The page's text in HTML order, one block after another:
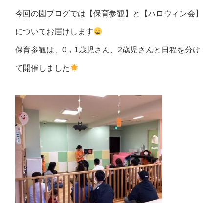
今回の園ブログでは【保育参観】と【ハロウィン会】
についてお届けします
保育参観は、0，1歳児さん、2歳児さんと日程を分け
て開催しました